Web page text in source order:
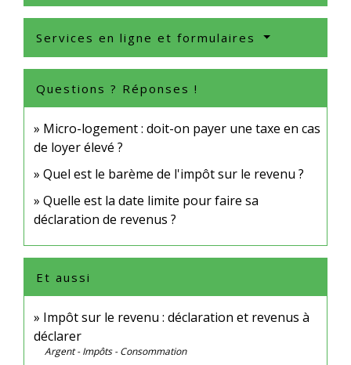
Services en ligne et formulaires
Questions ? Réponses !
Micro-logement : doit-on payer une taxe en cas
de loyer élevé ?
Quel est le barème de l'impôt sur le revenu ?
Quelle est la date limite pour faire sa
déclaration de revenus ?
Et aussi
Impôt sur le revenu : déclaration et revenus à
déclarer
Argent - Impôts - Consommation